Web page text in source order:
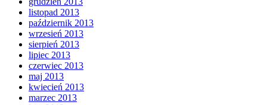
listopad 2013
październik 2013
wrzesień 2013
sierpień 2013
lipiec 2013
czerwiec 2013
maj 2013
kwiecień 2013
marzec 2013